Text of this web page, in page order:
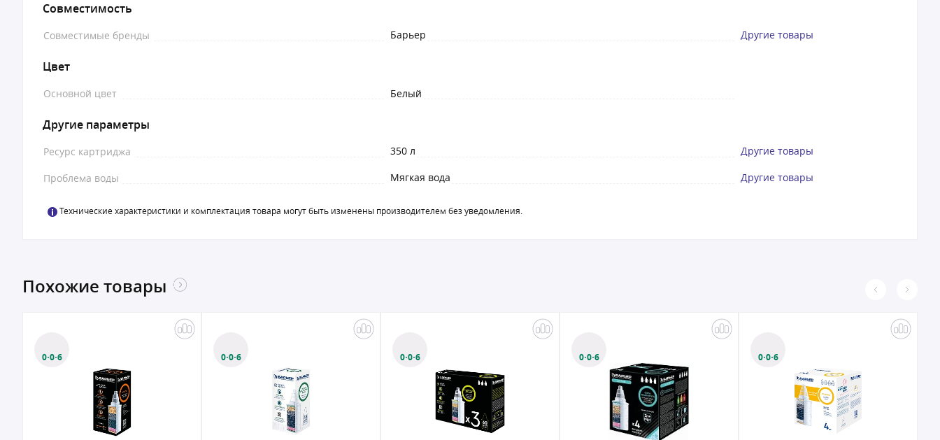
Совместимость
Совместимые бренды Барьер Другие товары
Цвет
Основной цвет Белый
Другие параметры
Ресурс картриджа 350 л Другие товары
Проблема воды Мягкая вода Другие товары
Технические характеристики и комплектация товара могут быть изменены производителем без уведомления.
Похожие товары
0·0·6 0·0·6 0·0·6 0·0·6 0·0·6